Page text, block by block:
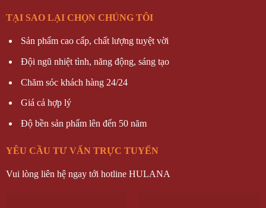
TẠI SAO LẠI CHỌN CHÚNG TÔI
Sản phẩm cao cấp, chất lượng tuyệt vời
Đội ngũ nhiệt tình, năng động, sáng tạo
Chăm sóc khách hàng 24/24
Giá cả hợp lý
Độ bền sản phẩm lên đến 50 năm
YÊU CẦU TƯ VẤN TRỰC TUYẾN
Vui lòng liên hệ ngay tới hotline HULANA